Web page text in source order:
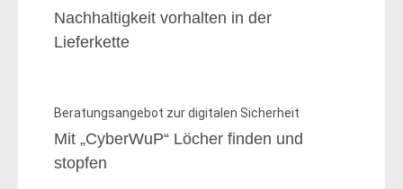
Nachhaltigkeit vorhalten in der
Lieferkette
Beratungsangebot zur digitalen Sicherheit
Mit „CyberWuP“ Löcher finden und
stopfen